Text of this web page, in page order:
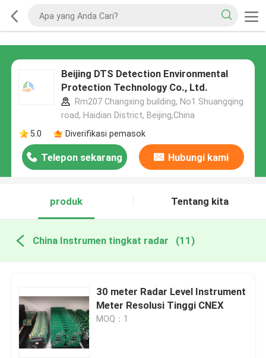
Beijing DTS Detection Environmental
Protection Technology Co., Ltd.
Rm207 Changxing building, No1 Shuangqing
road, Haidian District, Beijing,China
5.0
Diverifikasi pemasok
Telepon sekarang Hubungi kami
produk Tentang kita
China Instrumen tingkat radar (11)
30 meter Radar Level Instrument
Meter Resolusi Tinggi CNEX
MOQ：1